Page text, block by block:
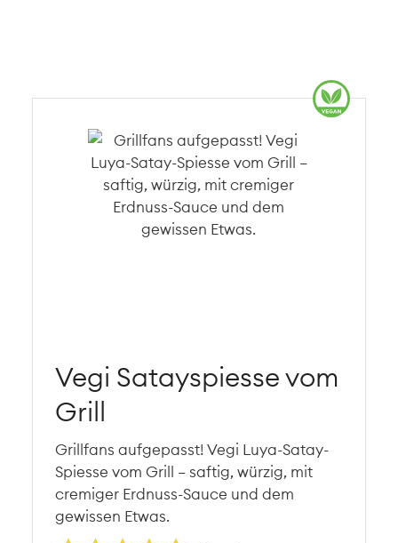
Vegi Satayspiesse vom
Grill
Grillfans aufgepasst! Vegi Luya-Satay-
Spiesse vom Grill – saftig, würzig, mit
cremiger Erdnuss-Sauce und dem
gewissen Etwas.